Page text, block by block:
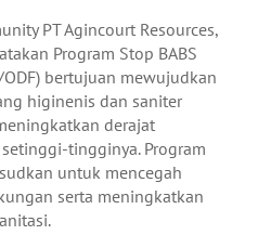
PT Agincourt Resources,
Program Stop BABS
bertujuan mewujudkan
higinenis dan saniter
derajat
tingginya. Program
untuk mencegah
serta meningkatkan